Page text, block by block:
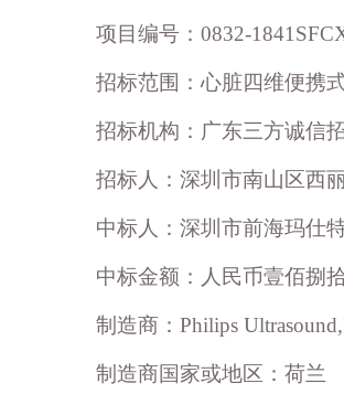
项目编号： 0832-
招标范围：心脏四维便携
招标机构：广东三方诚信
招标人：深圳市南山区西
中标人：深圳市前海玛仕
中标金额：人民币壹佰捌
制造商： Philips
制造商国家或地区：荷兰